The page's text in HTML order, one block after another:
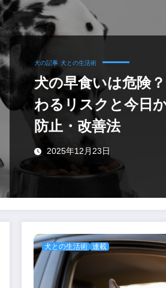
犬の記事 犬との生活術
犬の早食いは危険
わるリスクと今日
防止・改善法
2025年12月23日
犬との生活術 連載